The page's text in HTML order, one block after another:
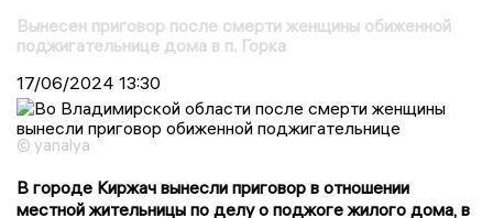
Вынесен приговор после смерти женщины обиженной
поджигательнице дома в п. Горка
17/06/2024 13:30
© yanalya
В городе Киржач вынесли приговор в отношении
местной жительницы по делу о поджоге жилого дома, в